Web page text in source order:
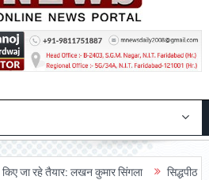
रहे तैयार: लखन कुमार सिंगला सिद्धपीठ श्री